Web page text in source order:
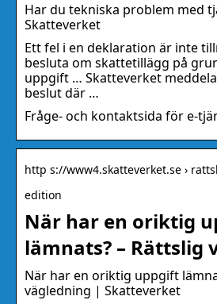
Har du tekniska problem med
Skatteverket
Ett fel i en deklaration är inte
besluta om skattetillägg på
uppgift … Skatteverket
beslut där …
Fråge- och kontaktsida för e-
http s://www4.skatteverket.se ›
edition
När har en oriktig
lämnats? – Rättslig
När har en oriktig uppgift
vägledning | Skatteverket